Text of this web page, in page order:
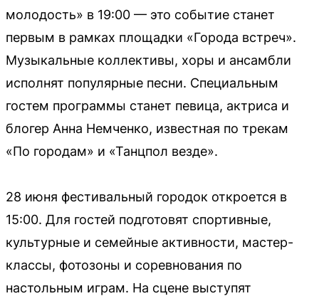
молодость» в 19:00 — это событие станет
первым в рамках площадки «Города встреч».
Музыкальные коллективы, хоры и ансамбли
исполнят популярные песни. Специальным
гостем программы станет певица, актриса и
блогер Анна Немченко, известная по трекам
«По городам» и «Танцпол везде».
28 июня фестивальный городок откроется в
15:00. Для гостей подготовят спортивные,
культурные и семейные активности, мастер-
классы, фотозоны и соревнования по
настольным играм. На сцене выступят